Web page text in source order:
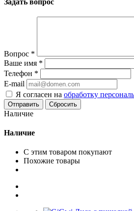
Вопрос *
Ваше имя *
Телефон *
E-mail
Я согласен на обработку
Сбросить
Наличие
Наличие
С этим товаром покупают
Похожие товары